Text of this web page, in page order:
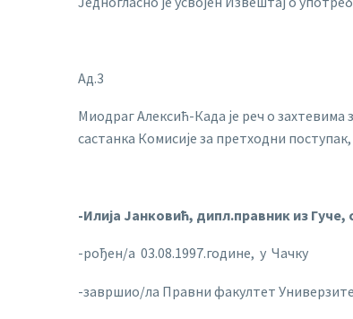
Ад.3
Миодраг Алексић-Када је реч о
састанка Комисије за претходни
-Илија Јанковић, дипл.правник из
-рођен/а 03.08.1997.године, у Чачку
-завршио/ла Правни факултет